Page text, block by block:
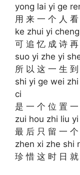
yong lai yi ge
用 来 一 个 人
ke zhui yi
可 追 忆 成 诗 再
suo yi zhe yi
所 以 这 一 生
shi yi ge wei
ci
是 一 个 位 置
zui hou zhi liu
最 后 只 留 一
zhen xi zhe shi
珍 惜 这 时 日 就